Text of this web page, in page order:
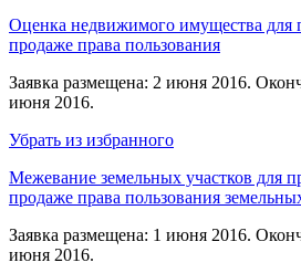
Оценка недвижимого имущества для
продаже права пользования
Заявка размещена: 2 июня 2016.
июня 2016.
Убрать из избранного
Межевание земельных участков для
продаже права пользования
Заявка размещена: 1 июня 2016.
июня 2016.